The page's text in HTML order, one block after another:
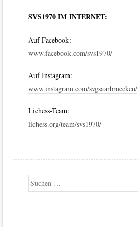
SVS1970 IM INTERNET:
Auf Facebook:
www.facebook.com/svs1970/
Auf Instagram:
www.instagram.com/svgsaarbruecken/
Lichess-Team:
lichess.org/team/svs1970/
Suche